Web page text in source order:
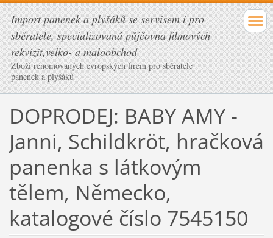
Import panenek a plyšáků se servisem i pro
sběratele, specializovaná půjčovna filmových
rekvizit,velko- a maloobchod
Zboží renomovaných evropských firem pro sběratele
panenek a plyšáků
DOPRODEJ: BABY AMY -
Janni, Schildkröt, hračková
panenka s látkovým
tělem, Německo,
katalogové číslo 7545150